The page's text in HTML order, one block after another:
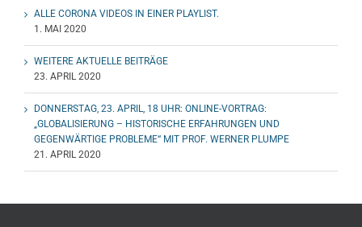
ALLE CORONA VIDEOS IN EINER PLAYLIST.
1. MAI 2020
WEITERE AKTUELLE BEITRÄGE
23. APRIL 2020
DONNERSTAG, 23. APRIL, 18 UHR: ONLINE-VORTRAG:
„GLOBALISIERUNG – HISTORISCHE ERFAHRUNGEN UND
GEGENWÄRTIGE PROBLEME“ MIT PROF. WERNER PLUMPE
21. APRIL 2020